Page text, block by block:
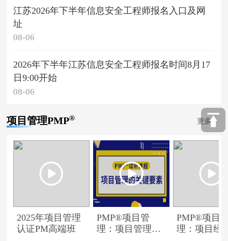
江苏2026年下半年信息安全工程师报名入口及网
址
08-06
2026年下半年江苏信息安全工程师报名时间8月17
日9:00开始
08-06
项目管理PMP® 更多
2025年项目管理
认证PM高端班
PMP®项目管
理：项目管理的
PMP®项目
理：项目经